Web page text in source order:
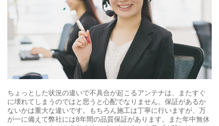
ちょっとした状況の違いで不具合が起こるアンテナは、またすぐ
に壊れてしまうのではと思うと心配でなりません。保証があるか
ないかは重大な違いです。もちろん施工は丁寧に行いますが、万
が一に備えて弊社には8年間の品質保証があります。また年中無休